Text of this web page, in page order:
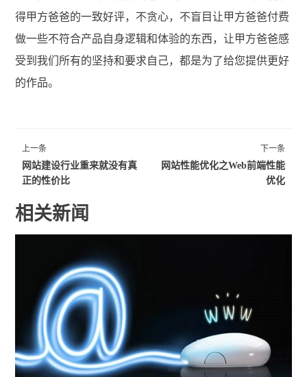
得甲方爸爸的一致好评，不贪心，不盲目让甲方爸爸付费
做一些不符合产品自身逻辑和体验的东西，让甲方爸爸感
受到我们所有的坚持和要求自己，都是为了给您提供更好
的作品。
上一条
网站建设行业重来就没有真
正的性价比
下一条
网站性能优化之Web前端性能
优化
相关新闻